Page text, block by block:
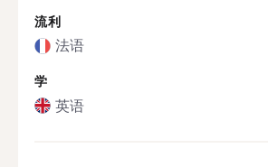
流利
法语
学
英语